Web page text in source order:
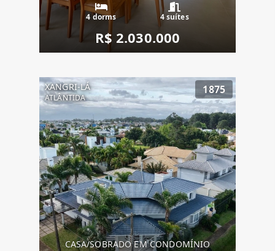
4 dorms 4 suítes
R$ 2.030.000
XANGRI-LÁ
ATLÂNTIDA
1875
CASA/SOBRADO EM CONDOMÍNIO